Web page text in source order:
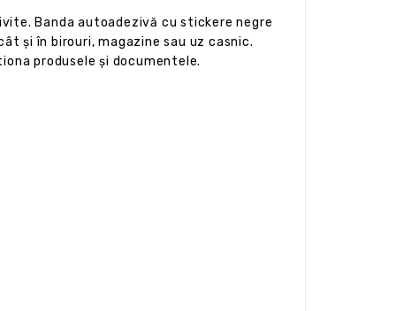
Banda autoadezivă cu stickere negre
și în birouri, magazine sau uz casnic.
produsele și documentele.